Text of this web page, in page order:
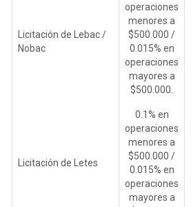
Licitación de Lebac /
Nobac
operaciones
menores a
$500.000 /
0.015% en
operaciones
mayores a
$500.000.
Licitación de Letes
0.1% en
operaciones
menores a
$500.000 /
0.015% en
operaciones
mayores a